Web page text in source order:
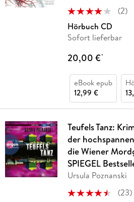
(2)
Hörbuch CD
Sofort lieferbar
20,00 €*
eBook epub
12,99 €
Teufels Tanz:
der
die Wiener
SPIEGEL
Ursula Poznanski
(23)